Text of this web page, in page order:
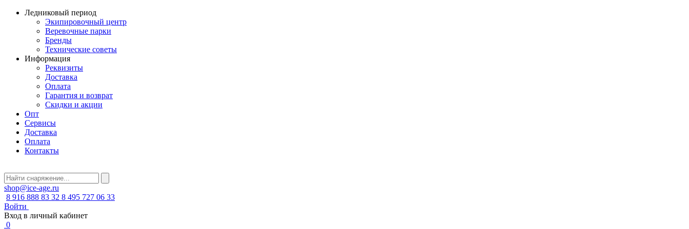
Ледниковый период
Экипировочный центр
Веревочные парки
Бренды
Технические советы
Информация
Реквизиты
Доставка
Оплата
Гарантия и возврат
Скидки и акции
Опт
Сервисы
Доставка
Оплата
Контакты
shop@ice-age.ru
8 916 888 83 32 8 495 727 06 33
Войти
Вход в личный кабинет
0